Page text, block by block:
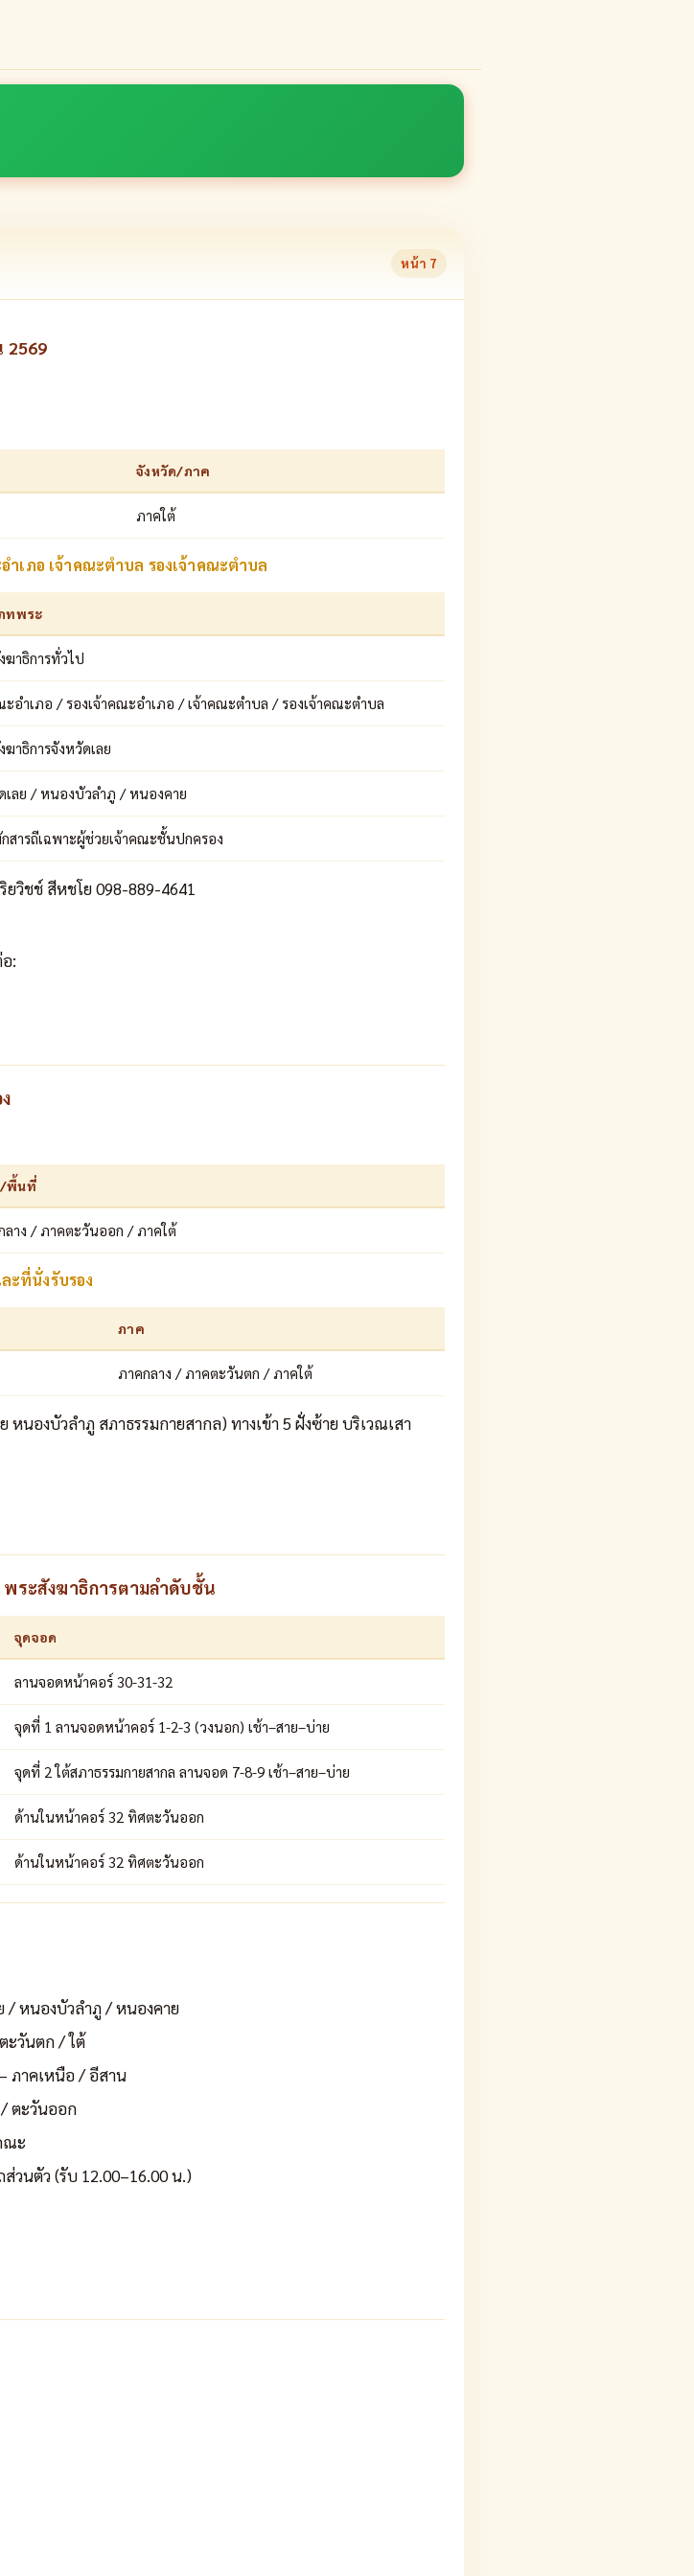
หน้า 7
2569
จังหวัด/ภาค
ภาคใต้
ำเภอ เจ้าคณะตำบล รองเจ้าคณะตำบล
ทพระ
ฆาธิการทั่วไป
ะอำเภอ / รองเจ้าคณะอำเภอ / เจ้าคณะตำบล / รองเจ้าคณะตำบล
ฆาธิการจังหวัดเลย
เลย / หนองบัวลำภู / หนองคาย
สารถีเฉพาะผู้ช่วยเจ้าคณะชั้นปกครอง
วิชช์ สีหชโย 098-889-4641
:
พื้นที่
ลาง / ภาคตะวันออก / ภาคใต้
ะที่นั่งรับรอง
ภาค
ภาคกลาง / ภาคตะวันตก / ภาคใต้
นองบัวลำภู สภาธรรมกายสากล) ทางเข้า 5 ฝั่งซ้าย บริเวณเสา
ระสังฆาธิการตามลำดับชั้น
จุดจอด
ลานจอดหน้าคอร์ 30-31-32
จุดที่ 1 ลานจอดหน้าคอร์ 1-2-3 (วงนอก) เช้า–สาย–บ่าย
จุดที่ 2 ใต้สภาธรรมกายสากล ลานจอด 7-8-9 เช้า–สาย–บ่าย
ด้านในหน้าคอร์ 32 ทิศตะวันออก
ด้านในหน้าคอร์ 32 ทิศตะวันออก
/ หนองบัวลำภู / หนองคาย
ะวันตก / ใต้
ภาคเหนือ / อีสาน
ตะวันออก
ณะ
วนตัว (รับ 12.00–16.00 น.)